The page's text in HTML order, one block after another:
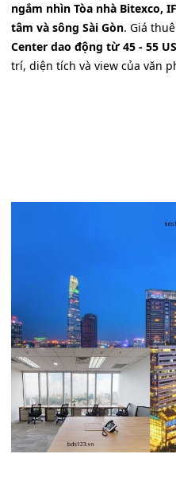
ngắm nhìn Tòa nhà Bitexco,
tâm và sông Sài Gòn. Giá
Center dao động từ 45 - 55
trí, diện tích và view của văn